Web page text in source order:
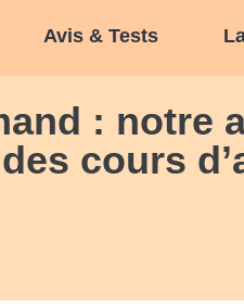
Avis & Tests
: notre
cours